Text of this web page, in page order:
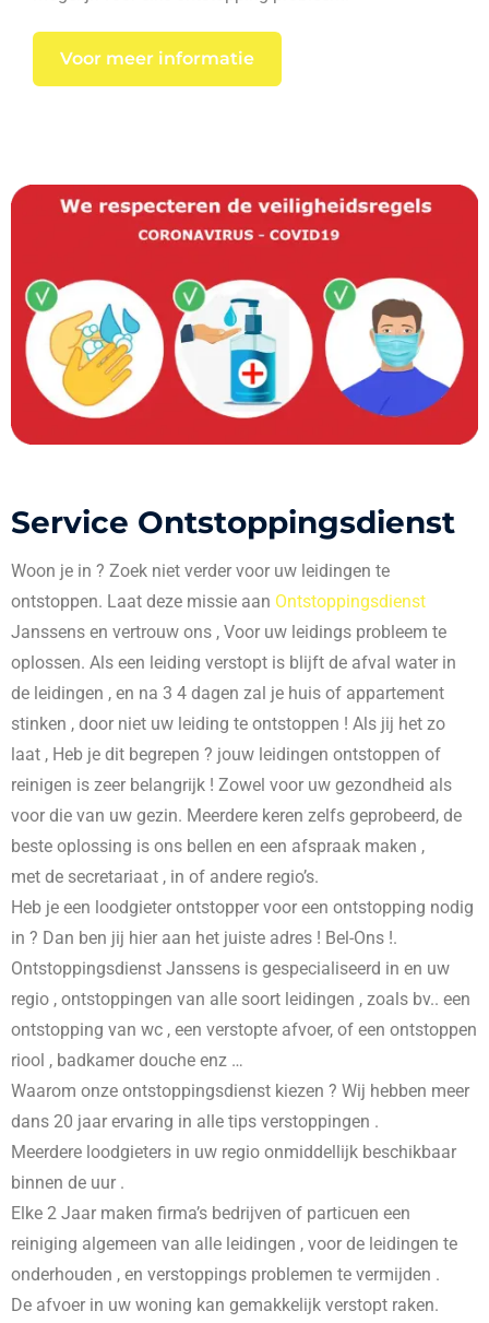
Voor meer informatie
Service Ontstoppingsdienst
Woon je in ? Zoek niet verder voor uw leidingen te
ontstoppen. Laat deze missie aan Ontstoppingsdienst
Janssens en vertrouw ons , Voor uw leidings probleem te
oplossen. Als een leiding verstopt is blijft de afval water in
de leidingen , en na 3 4 dagen zal je huis of appartement
stinken , door niet uw leiding te ontstoppen ! Als jij het zo
laat , Heb je dit begrepen ? jouw leidingen ontstoppen of
reinigen is zeer belangrijk ! Zowel voor uw gezondheid als
voor die van uw gezin. Meerdere keren zelfs geprobeerd, de
beste oplossing is ons bellen en een afspraak maken ,
met de secretariaat , in of andere regio’s.
Heb je een loodgieter ontstopper voor een ontstopping nodig
in ? Dan ben jij hier aan het juiste adres ! Bel-Ons !.
Ontstoppingsdienst Janssens is gespecialiseerd in en uw
regio , ontstoppingen van alle soort leidingen , zoals bv.. een
ontstopping van wc , een verstopte afvoer, of een ontstoppen
riool , badkamer douche enz …
Waarom onze ontstoppingsdienst kiezen ? Wij hebben meer
dans 20 jaar ervaring in alle tips verstoppingen .
Meerdere loodgieters in uw regio onmiddellijk beschikbaar
binnen de uur .
Elke 2 Jaar maken firma’s bedrijven of particuen een
reiniging algemeen van alle leidingen , voor de leidingen te
onderhouden , en verstoppings problemen te vermijden .
De afvoer in uw woning kan gemakkelijk verstopt raken.